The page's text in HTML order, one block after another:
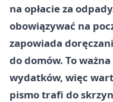
na opłacie za
obowiązywać na
zapowiada
do domów. To
wydatków, więc
pismo trafi do